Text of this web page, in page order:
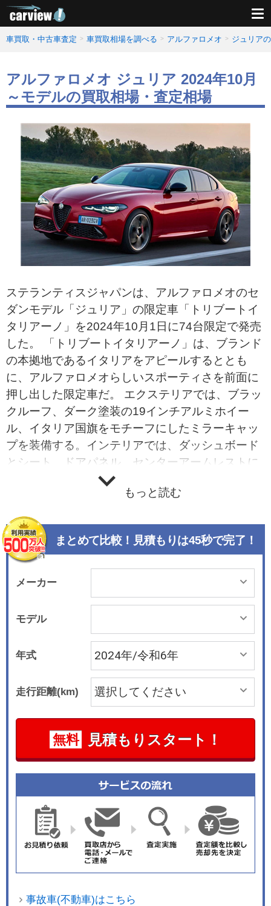
車買取・中古車査定 車買取相場を調べる アルファロメオ ジュリア
アルファロメオ ジュリア 2024年10月
～モデルの買取相場・査定相場
ステランティスジャパンは、アルファロメオのセ
ダンモデル「ジュリア」の限定車「トリブートイ
タリアーノ」を2024年10月1日に74台限定で発売
した。 「トリブートイタリアーノ」は、ブランド
の本拠地であるイタリアをアピールするととも
に、アルファロメオらしいスポーティさを前面に
押し出した限定車だ。 エクステリアでは、ブラッ
クルーフ、ダーク塗装の19インチアルミホイー
ル、イタリア国旗をモチーフにしたミラーキャッ
プを装備する。インテリアでは、ダッシュボード
とシート、ドアパネル、センターアームレストに
レッドステッチを加えたほか、前席ヘッドレスト
には専用ロゴとイタリア国旗の刺繍も施してい
レード「クアドリフォリオ」に搭載されているア
クティブサスペンションを標準装備している。 一
方、パワートレーンは通常モデルの「ヴェローチ
ェ」と同様で、最高出力206kW(280PS)、最大ト
ルク400Nmを発生する2.0リッターガソリンター
ボエンジンと8ATを組み合わせる。 ボディカラー
は、イタリア国旗をイメージした「アルファレッ
ド」、「アルファホワイト」、「モントリオール
グリーン」の3色を設定している。
もっと読む
まとめて比較！見積もりは45秒で完了！
メーカー
モデル
年式
走行距離(km)
無料 見積もりスタート！
事故車(不動車)はこちら